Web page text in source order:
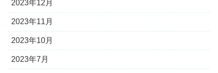
2023年12月
2023年11月
2023年10月
2023年7月